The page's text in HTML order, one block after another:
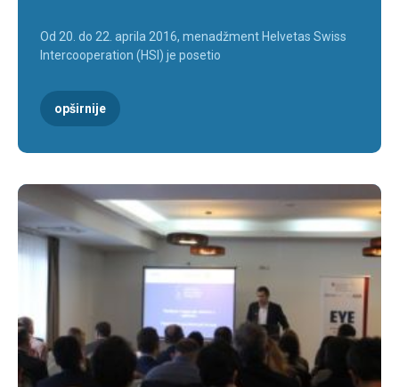
Od 20. do 22. aprila 2016, menadžment Helvetas Swiss
Intercooperation (HSI) je posetio
opširnije